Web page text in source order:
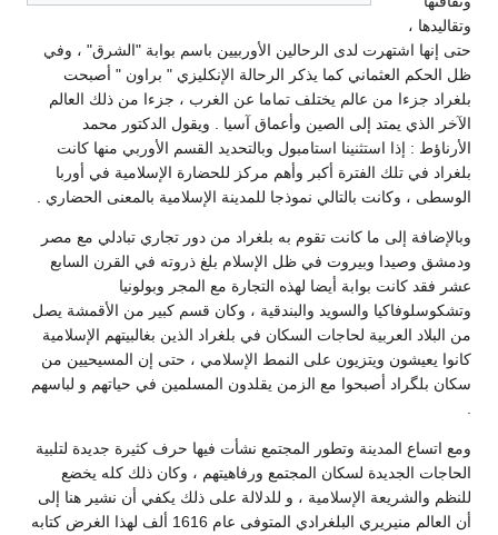
وتقاليدها ،
حتى إنها اشتهرت لدى الرحالين الأوربيين باسم بوابة "الشرق" ، وفي
ظل الحكم العثماني كما يذكر الرحالة الإنكليزي " براون " أصبحت
بلغراد جزءا من عالم يختلف تماما عن الغرب ، جزءا من ذلك العالم
الآخر الذي يمتد إلى الصين وأعماق آسيا . ويقول الدكتور محمد
الأرناؤط : إذا استثنينا استامبول وبالتحديد القسم الأوربي منها كانت
بلغراد في تلك الفترة أكبر وأهم مركز للحضارة الإسلامية في أوربا
الوسطى ، وكانت بالتالي نموذجا للمدينة الإسلامية بالمعنى الحضاري .
وبالإضافة إلى ما كانت تقوم به بلغراد من دور تجاري تبادلي مع مصر
ودمشق وصيدا وبيروت في ظل الإسلام بلغ ذروته في القرن السابع
عشر فقد كانت بوابة أيضا لهذه التجارة مع المجر وبولونيا
وتشكوسلوفاكيا والسويد والبندقية ، وكان قسم كبير من الأقمشة يصل
من البلاد العربية لحاجات السكان في بلغراد الذين بغالبيتهم الإسلامية
كانوا يعيشون ويتزيون على النمط الإسلامي ، حتى إن المسيحيين من
سكان بلگراد أصبحوا مع الزمن يقلدون المسلمين في حياتهم و لباسهم
ومع اتساع المدينة وتطور المجتمع نشأت فيها حرف كثيرة جديدة لتلبية
الحاجات الجديدة لسكان المجتمع ورفاهيتهم ، وكان ذلك كله يخضع
للنظم والشريعة الإسلامية ، و للدلالة على ذلك يكفي أن نشير هنا إلى
أن العالم منيريري البلغرادي المتوفى عام 1616 ألف لهذا الغرض كتابه